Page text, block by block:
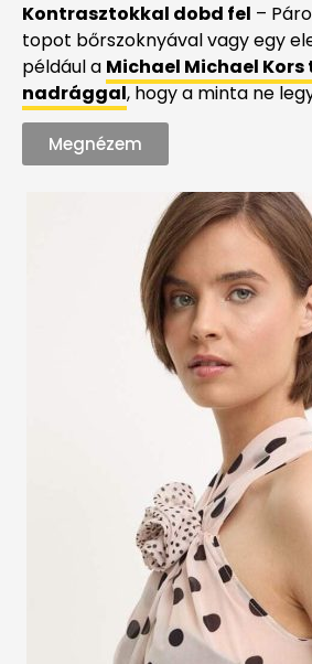
Kontrasztokkal dobd fel –
topot bőrszoknyával vagy egy
például a Michael Michael
nadrággal, hogy a minta ne
Megnézem